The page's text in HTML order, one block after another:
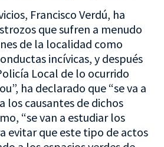
Francisco Verdú, ha
que sufren a menudo
de la localidad como
incívicas, y después
Local de lo ocurrido
ha declarado que “se va a
los causantes de dichos
“se van a estudiar los
evitar que este tipo de actos